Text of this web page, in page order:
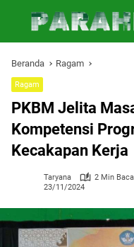
Beranda Ragam
Ragam
PKBM Jelita
Kompetensi
Kecakapan Kerja
Taryana
2 Min Baca
23/11/2024